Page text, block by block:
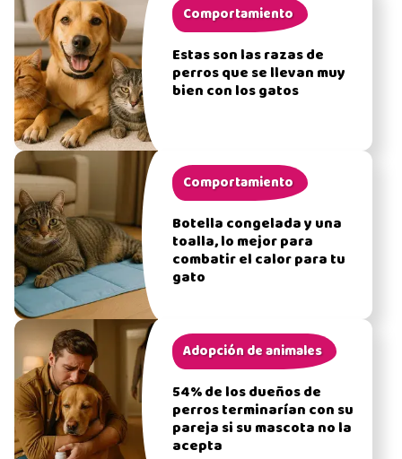
Comportamiento
Estas son las razas de
perros que se llevan muy
bien con los gatos
Comportamiento
Botella congelada y una
toalla, lo mejor para
combatir el calor para tu
gato
Adopción de animales
54% de los dueños de
perros terminarían con su
pareja si su mascota no la
acepta